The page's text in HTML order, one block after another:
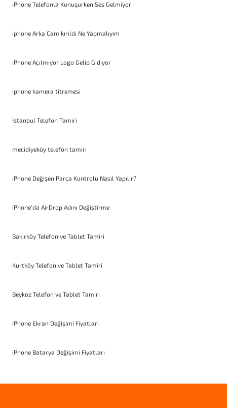
iPhone Telefonla Konuşurken Ses Gelmiyor
iphone Arka Cam kırıldı Ne Yapmalıyım
iPhone Açılmıyor Logo Gelip Gidiyor
iphone kamera titremesi
İstanbul Telefon Tamiri
mecidiyeköy telefon tamiri
iPhone Değişen Parça Kontrolü Nasıl Yapılır?
iPhone’da AirDrop Adını Değiştirme
Bakırköy Telefon ve Tablet Tamiri
Kurtköy Telefon ve Tablet Tamiri
Beykoz Telefon ve Tablet Tamiri
iPhone Ekran Değişimi Fiyatları
iPhone Batarya Değişimi Fiyatları